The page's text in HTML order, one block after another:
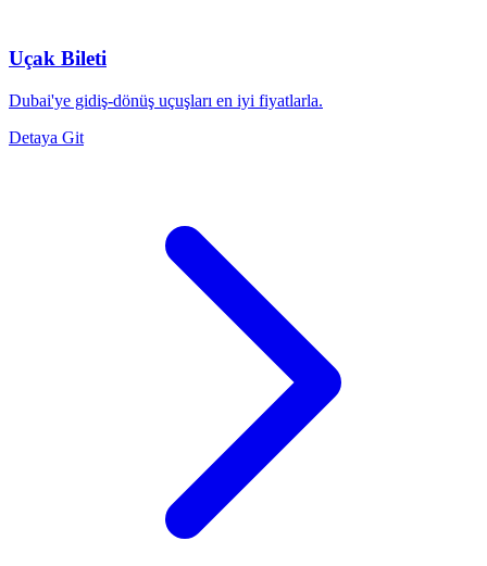
Uçak Bileti
Dubai'ye gidiş-dönüş uçuşları en iyi fiyatlarla.
Detaya Git